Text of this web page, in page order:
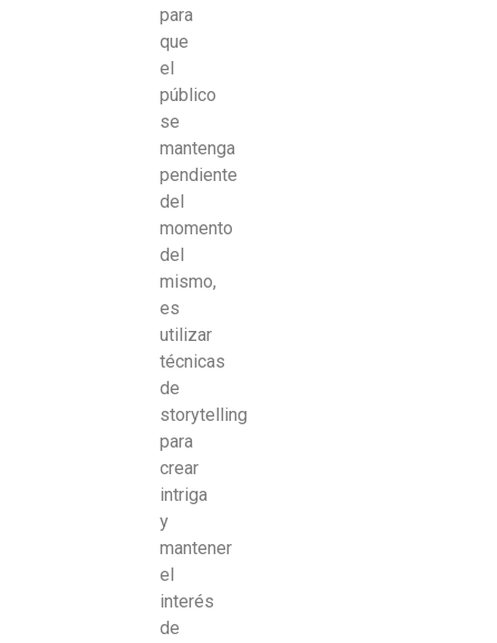
para
que
el
público
se
mantenga
pendiente
del
momento
del
mismo,
es
utilizar
técnicas
de
storytelling
para
crear
intriga
y
mantener
el
interés
de